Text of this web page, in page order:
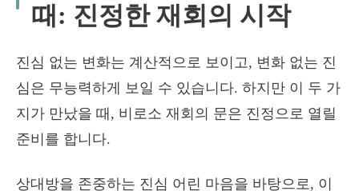
때: 진정한 재회의 시작
진심 없는 변화는 계산적으로 보이고, 변화 없는 진
심은 무능력하게 보일 수 있습니다. 하지만 이 두 가
지가 만났을 때, 비로소 재회의 문은 진정으로 열릴
준비를 합니다.
상대방을 존중하는 진심 어린 마음을 바탕으로, 이